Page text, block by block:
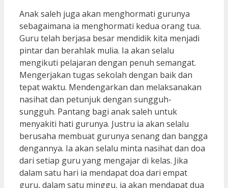
Anak saleh juga akan menghormati gurunya
sebagaimana ia menghormati kedua orang tua.
Guru telah berjasa besar mendidik kita menjadi
pintar dan berahlak mulia. Ia akan selalu
mengikuti pelajaran dengan penuh semangat.
Mengerjakan tugas sekolah dengan baik dan
tepat waktu. Mendengarkan dan melaksanakan
nasihat dan petunjuk dengan sungguh-
sungguh. Pantang bagi anak saleh untuk
menyakiti hati gurunya. Justru ia akan selalu
berusaha membuat gurunya senang dan bangga
dengannya. Ia akan selalu minta nasihat dan doa
dari setiap guru yang mengajar di kelas. Jika
dalam satu hari ia mendapat doa dari empat
guru, dalam satu minggu, ia akan mendapat dua